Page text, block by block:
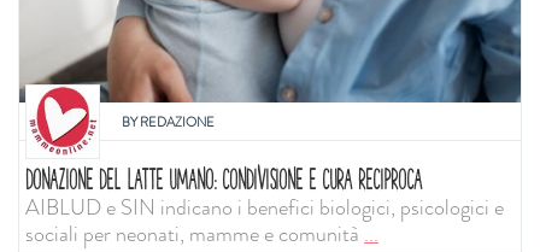
BYREDAZIONE
DONAZIONE DEL LATTE UMANO: CONDIVISIONE E CURA RECIPROCA
AIBLUD e SIN indicano i benefici biologici, psicologici e
sociali per neonati, mamme e comunità...